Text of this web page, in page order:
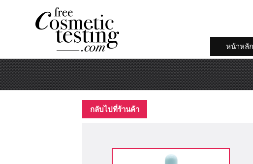
หน้าหลัก
กลับไปที่ร้านค้า